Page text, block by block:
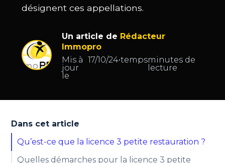
désignent ces appellations.
Un article de Rédacteur
Immopro
Mis à
jour
le
17/10/24•tempsminutes de
lecture
Dans cet article
Qu’est-ce que la licence 3 petite restauration ?
Quelles démarches pour la licence 3 petite